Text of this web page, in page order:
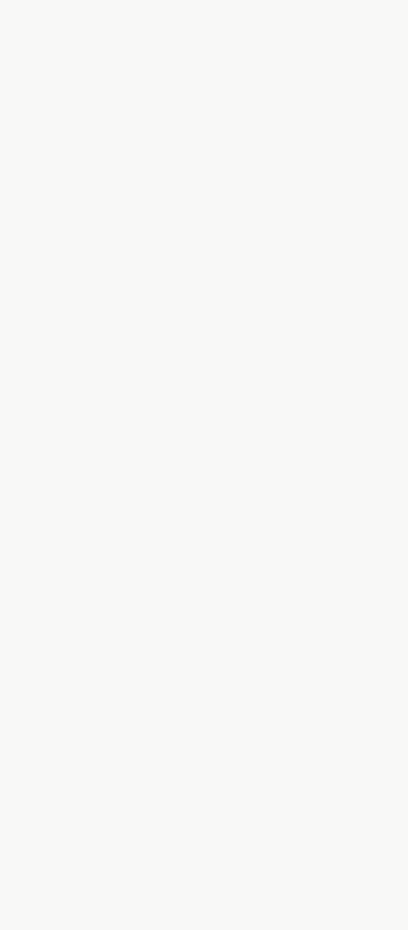
У книзі перераховано список дій,
клієнтками, подругами та
емоції, раціональне мислення
чи всіх сфер), та допомагають
Кожна мама може доповнити, або
Найголовніше - це знайти час,